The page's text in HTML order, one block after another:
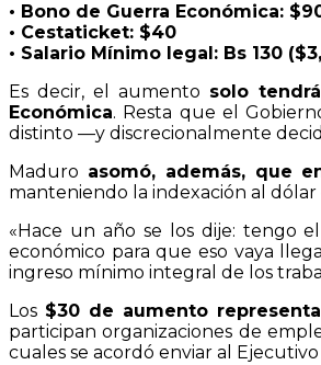
• Bono de Guerra Económica:
• Cestaticket: $40
• Salario Mínimo legal: Bs 130
Es decir, el aumento solo
Económica. Resta que el
distinto —y discrecionalmente
Maduro asomó, además, que
manteniendo la indexación al dólar
«Hace un año se los dije: tengo
económico para que eso vaya
ingreso mínimo integral de los
Los $30 de aumento
participan organizaciones de
cuales se acordó enviar al